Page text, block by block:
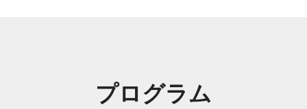
プログラム